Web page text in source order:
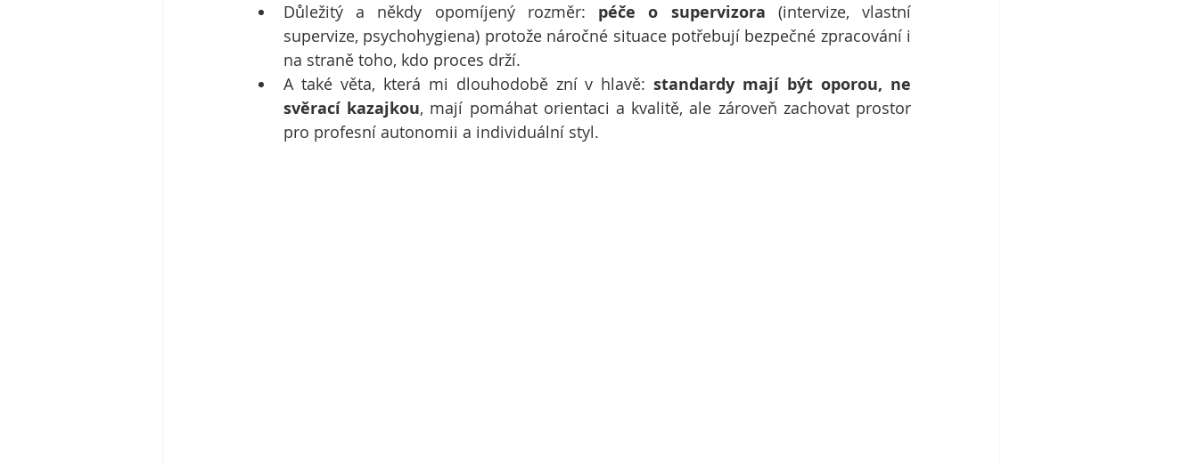
Důležitý a někdy opomíjený rozměr: péče o supervizora (intervize, vlastní
supervize, psychohygiena) protože náročné situace potřebují bezpečné zpracování i
na straně toho, kdo proces drží.
A také věta, která mi dlouhodobě zní v hlavě: standardy mají být oporou, ne
svěrací kazajkou, mají pomáhat orientaci a kvalitě, ale zároveň zachovat prostor
pro profesní autonomii a individuální styl.